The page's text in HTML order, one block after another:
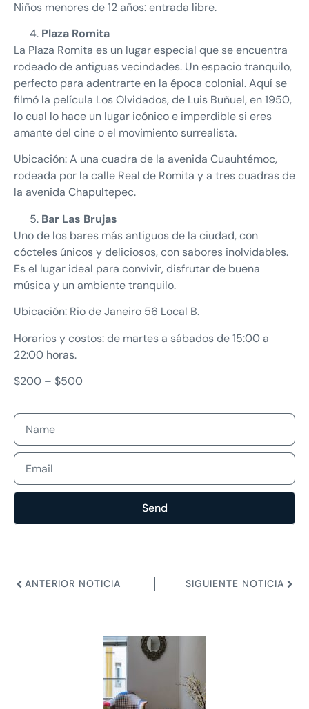
Niños menores de 12 años: entrada libre.
Plaza Romita
La Plaza Romita es un lugar especial que se encuentra
rodeado de antiguas vecindades. Un espacio tranquilo,
perfecto para adentrarte en la época colonial. Aquí se
filmó la película Los Olvidados, de Luis Buñuel, en 1950,
lo cual lo hace un lugar icónico e imperdible si eres
amante del cine o el movimiento surrealista.
Ubicación: A una cuadra de la avenida Cuauhtémoc,
rodeada por la calle Real de Romita y a tres cuadras de
la avenida Chapultepec.
Bar Las Brujas
Uno de los bares más antiguos de la ciudad, con
cócteles únicos y deliciosos, con sabores inolvidables.
Es el lugar ideal para convivir, disfrutar de buena
música y un ambiente tranquilo.
Ubicación: Rio de Janeiro 56 Local B.
Horarios y costos: de martes a sábados de 15:00 a
22:00 horas.
$200 – $500
Send
ANTERIOR NOTICIA SIGUIENTE NOTICIA